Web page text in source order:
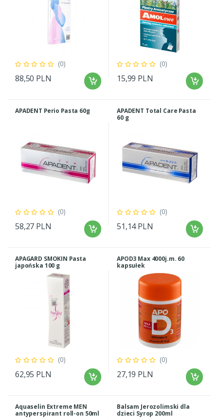
(0)
88,50 PLN
(0)
15,99 PLN
APADENT Perio Pasta 60g
(0)
58,27 PLN
APADENT Total Care Pasta
60 g
(0)
51,14 PLN
APAGARD SMOKIN Pasta
japońska 100 g
(0)
62,95 PLN
APOD3 Max 4000j.m. 60
kapsułek
(0)
27,19 PLN
Aquaselin Extreme MEN
antyperspirant roll-on 50ml
Balsam Jerozolimski dla
dzieci Syrop 200ml